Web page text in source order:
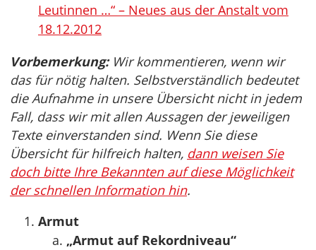
Leutinnen …“ – Neues aus der Anstalt vom
18.12.2012
Vorbemerkung:Wir kommentieren, wenn wir
das für nötig halten. Selbstverständlich bedeutet
die Aufnahme in unsere Übersicht nicht in jedem
Fall, dass wir mit allen Aussagen der jeweiligen
Texte einverstanden sind. Wenn Sie diese
Übersicht für hilfreich halten, dann weisen Sie
doch bitte Ihre Bekannten auf diese Möglichkeit
der schnellen Information hin.
Armut
„Armut auf Rekordniveau“